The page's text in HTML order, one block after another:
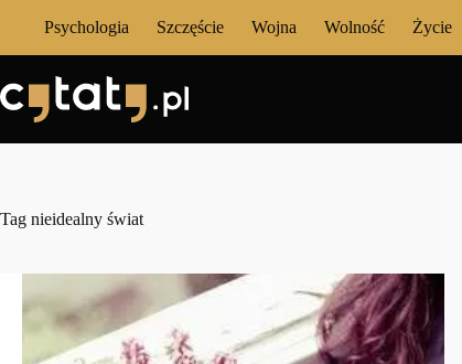
Psychologia Szczęście Wojna Wolność Życie
Tag nieidealny świat